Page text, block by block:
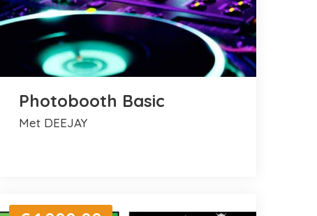
Photobooth Basic
met DEEJAY